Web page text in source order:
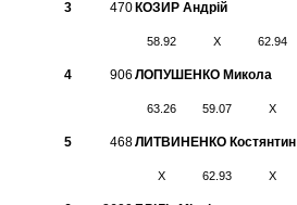
3 470 КОЗИР Андрій
58.92 X 62.94
4 906 ЛОПУШЕНКО Микола
63.26 59.07 X
5 468ЛИТВИНЕНКО Костянтин
X 62.93 X